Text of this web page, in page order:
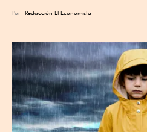
Por Redacción El Economista